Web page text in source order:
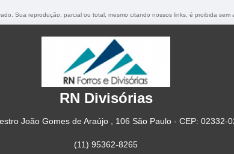
Sua reprodução, parcial ou total, mesmo citando nossos links, é proibida
RN Divisórias
João Gomes de Araújo , 106 São Paulo - CEP: 02332-
(11) 95362-8265